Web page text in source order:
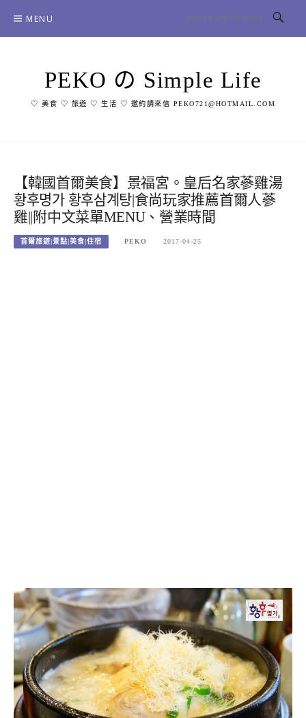
content
MENU
PEKO の Simple Life
♡ 美食 ♡ 旅遊 ♡ 生活 ♡ 邀約請來信 PEKO721@HOTMAIL.COM
【韓國首爾美食】景福宮。皇后名家蔘雞湯
황후명가 황후삼계탕|食尚玩家推薦首爾人蔘
雞||附中文菜單MENU、營業時間
首爾旅遊|景點|美食|住宿 PEKO 2017-04-25